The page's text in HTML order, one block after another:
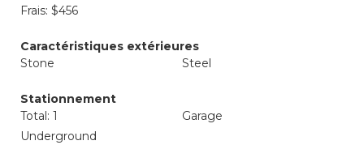
Frais: $456
Caractéristiques extérieures
Stone
Steel
Stationnement
Total: 1
Garage
Underground